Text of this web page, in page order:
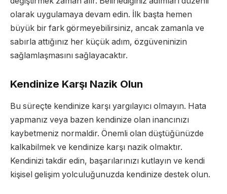
olarak uygulamaya devam edin. İlk başta hemen
büyük bir fark görmeyebilirsiniz, ancak zamanla ve
sabırla attığınız her küçük adım, özgüveninizin
sağlamlaşmasını sağlayacaktır.
Kendinize Karşı Nazik Olun
Bu süreçte kendinize karşı yargılayıcı olmayın. Hata
yapmanız veya bazen kendinize olan inancınızı
kaybetmeniz normaldir. Önemli olan düştüğünüzde
kalkabilmek ve kendinize karşı nazik olmaktır.
Kendinizi takdir edin, başarılarınızı kutlayın ve kendi
kişisel gelişim yolculuğunuzda kendinize destek olun.